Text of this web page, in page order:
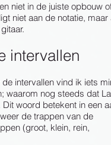
niet in de juiste opbouw
niet aan de notatie, maar
intervallen
intervallen vind ik iets
waarom nog steeds dat
woord betekent in een
de trappen van de
(groot, klein, rein,